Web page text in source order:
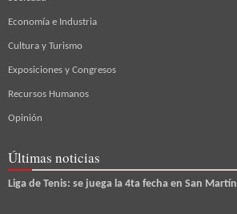
Economía e Industria
Cultura y Turismo
Exposiciones y Congresos
Recursos Humanos
Opinión
Últimas noticias
Liga de Tenis: se juega la 4ta fecha en San Martín